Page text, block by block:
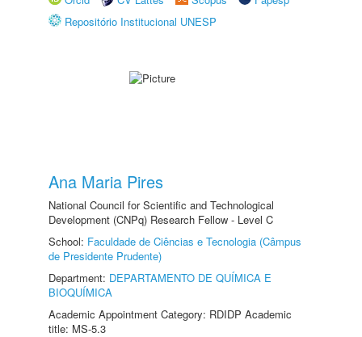
Repositório Institucional UNESP
Ana Maria Pires
National Council for Scientific and Technological
Development (CNPq) Research Fellow - Level C
School: Faculdade de Ciências e Tecnologia (Câmpus
de Presidente Prudente)
Department: DEPARTAMENTO DE QUÍMICA E
BIOQUÍMICA
Academic Appointment Category: RDIDP Academic
title: MS-5.3